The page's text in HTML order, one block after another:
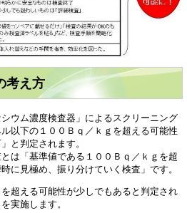
考え方
ウム濃度検査器」によるスクリーニング
以下の１００Ｂｑ／ｋｇを超える可能性
と判定されます。
は「基準値である１００Ｂｑ／ｋｇを超
に見極め、振り分けていく検査」です。
超える可能性が少しでもあると判定され
実施します。